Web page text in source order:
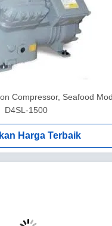
Compressor, Seafood
D4SL-1500
Harga Terbaik